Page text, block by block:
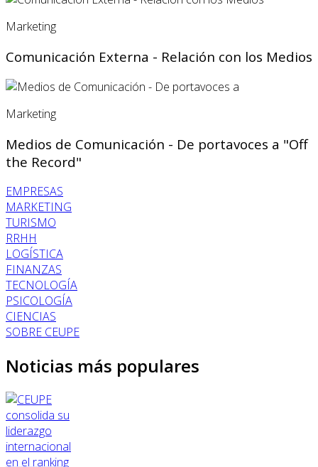
Marketing
Comunicación Externa - Relación con los Medios
Marketing
Medios de Comunicación - De portavoces a "Off
the Record"
EMPRESAS
MARKETING
TURISMO
RRHH
LOGÍSTICA
FINANZAS
TECNOLOGÍA
PSICOLOGÍA
CIENCIAS
SOBRE CEUPE
Noticias más populares